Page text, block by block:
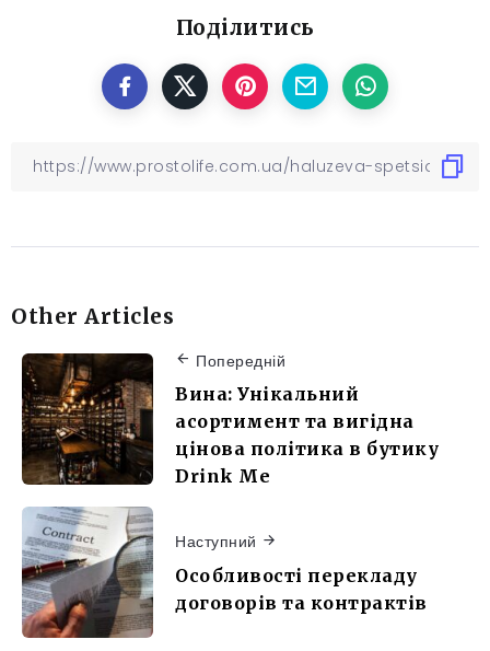
Поділитись
Other Articles
Попередній
Вина: Унікальний
асортимент та вигідна
цінова політика в бутику
Drink Me
Наступний
Особливості перекладу
договорів та контрактів